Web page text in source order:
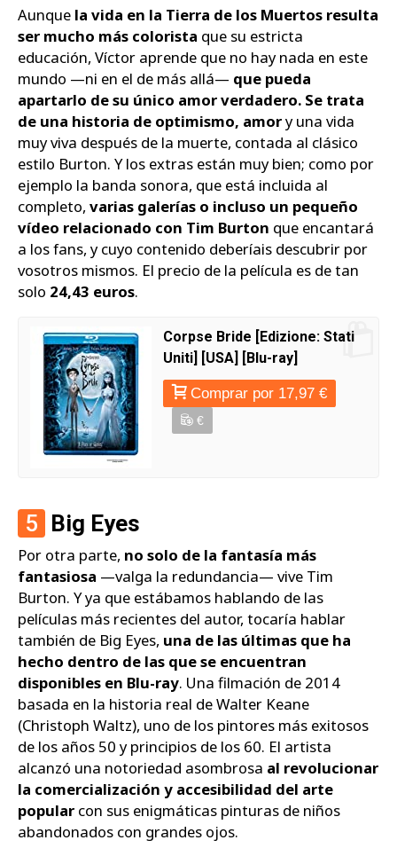
Aunque la vida en la Tierra de los Muertos resulta
ser mucho más colorista que su estricta
educación, Víctor aprende que no hay nada en este
mundo —ni en el de más allá— que pueda
apartarlo de su único amor verdadero. Se trata
de una historia de optimismo, amory una vida
muy viva después de la muerte, contada al clásico
estilo Burton. Y los extras están muy bien; como por
ejemplo la banda sonora, que está incluida al
completo, varias galerías o incluso un pequeño
vídeo relacionado con Tim Burton que encantará
a los fans, y cuyo contenido deberíais descubrir por
vosotros mismos. El precio de la película es de tan
solo 24,43 euros.
Corpse Bride [Edizione: Stati
Uniti] [USA] [Blu-ray]
Comprar por 17,97 €
€
5 Big Eyes
Por otra parte, no solo de la fantasía más
fantasiosa —valga la redundancia— vive Tim
Burton. Y ya que estábamos hablando de las
películas más recientes del autor, tocaría hablar
también de Big Eyes, una de las últimas que ha
hecho dentro de las que se encuentran
disponibles en Blu-ray. Una filmación de 2014
basada en la historia real de Walter Keane
(Christoph Waltz), uno de los pintores más exitosos
de los años 50 y principios de los 60. El artista
alcanzó una notoriedad asombrosa al revolucionar
la comercialización y accesibilidad del arte
popular con sus enigmáticas pinturas de niños
abandonados con grandes ojos.